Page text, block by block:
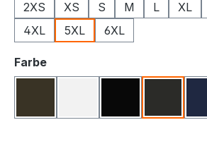
2XS
XS S M L XL
4XL
5XL 6XL
Farbeauswählen